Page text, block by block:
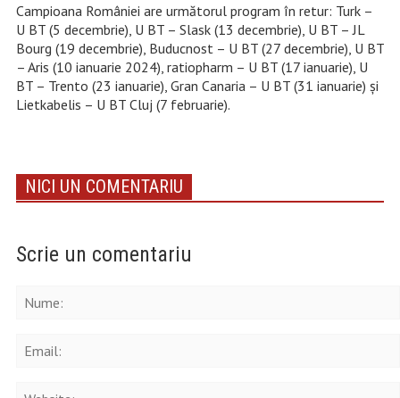
Campioana României are următorul program în retur: Turk –
U BT (5 decembrie), U BT – Slask (13 decembrie), U BT – JL
Bourg (19 decembrie), Buducnost – U BT (27 decembrie), U BT
– Aris (10 ianuarie 2024), ratiopharm – U BT (17 ianuarie), U
BT – Trento (23 ianuarie), Gran Canaria – U BT (31 ianuarie) şi
Lietkabelis – U BT Cluj (7 februarie).
NICI UN COMENTARIU
Scrie un comentariu